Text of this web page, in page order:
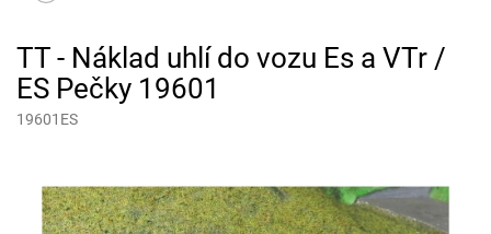
TT - Náklad uhlí do vozu Es a VTr /
ES Pečky 19601
19601ES